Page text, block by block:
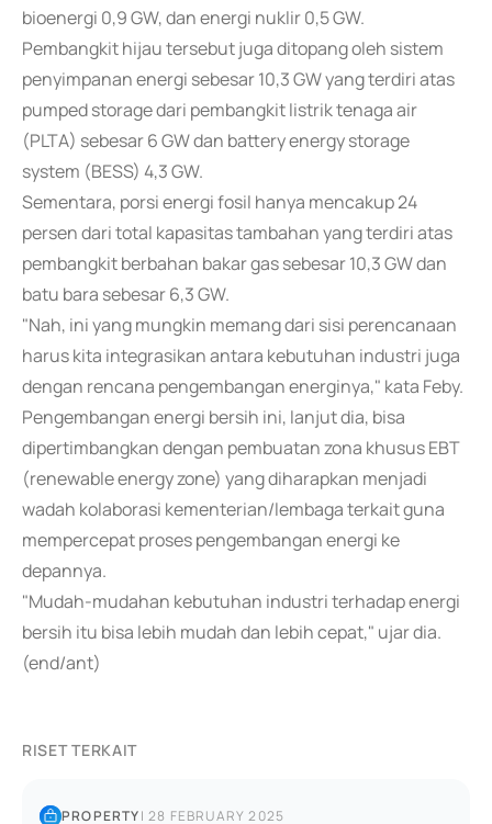
bioenergi 0,9 GW, dan energi nuklir 0,5 GW.
Pembangkit hijau tersebut juga ditopang oleh sistem
penyimpanan energi sebesar 10,3 GW yang terdiri atas
pumped storage dari pembangkit listrik tenaga air
(PLTA) sebesar 6 GW dan battery energy storage
system (BESS) 4,3 GW.
Sementara, porsi energi fosil hanya mencakup 24
persen dari total kapasitas tambahan yang terdiri atas
pembangkit berbahan bakar gas sebesar 10,3 GW dan
batu bara sebesar 6,3 GW.
"Nah, ini yang mungkin memang dari sisi perencanaan
harus kita integrasikan antara kebutuhan industri juga
dengan rencana pengembangan energinya," kata Feby.
Pengembangan energi bersih ini, lanjut dia, bisa
dipertimbangkan dengan pembuatan zona khusus EBT
(renewable energy zone) yang diharapkan menjadi
wadah kolaborasi kementerian/lembaga terkait guna
mempercepat proses pengembangan energi ke
depannya.
"Mudah-mudahan kebutuhan industri terhadap energi
bersih itu bisa lebih mudah dan lebih cepat," ujar dia.
(end/ant)
RISET TERKAIT
PROPERTY|28 FEBRUARY 2025